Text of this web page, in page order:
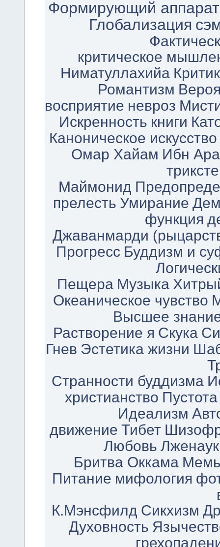
Формирующий
Глобализация
критическое
Ниматуллахийа
Романтизм
восприятие невроз
Искренность книги
Каноническое искусство
Омар Хайам Ибн
Маймонид
прелесть Умирание
функция
Джаванмарди
Прогресс Буддизм и
Пещера Музыка
Океаническое чувство
Высшее
Растворение я Скука
Гнев Эстетика жизни
Странности буддизма
христианство Пустота
Идеализм
движение Тибет
Любовь
Бритва Оккама
Питание мифология
К.Мэнсфилд Сикхизм
Духовность